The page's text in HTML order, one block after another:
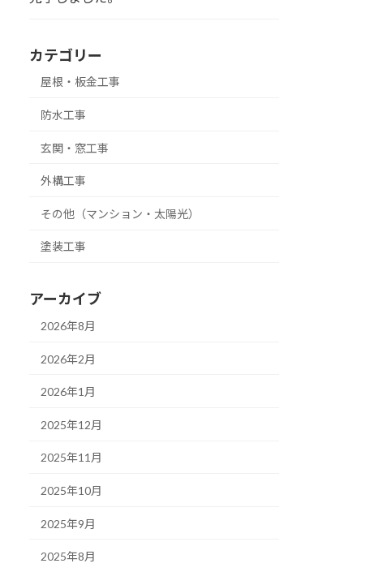
カテゴリー
屋根・板金工事
防水工事
玄関・窓工事
外構工事
その他（マンション・太陽光）
塗装工事
アーカイブ
2026年8月
2026年2月
2026年1月
2025年12月
2025年11月
2025年10月
2025年9月
2025年8月